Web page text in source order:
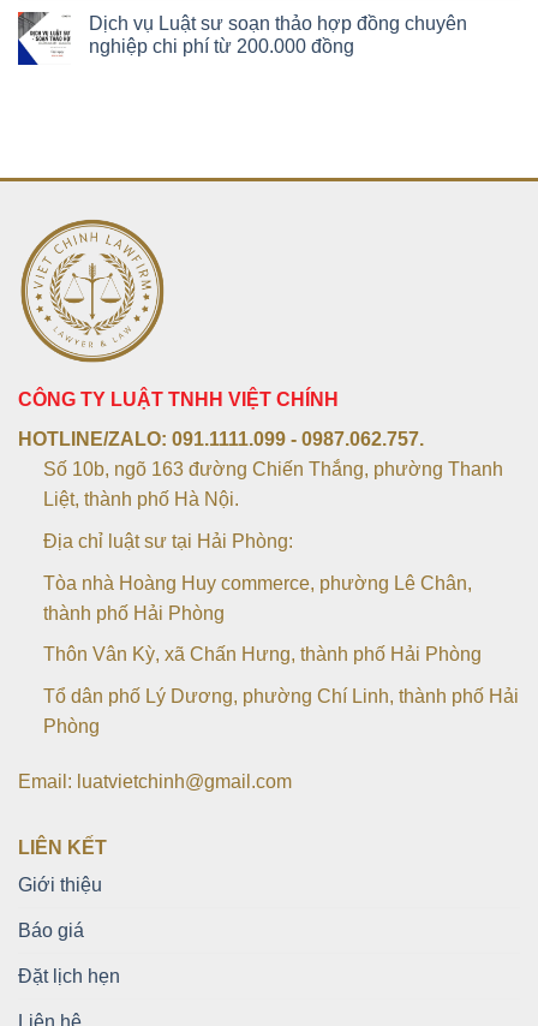
Dịch vụ Luật sư soạn thảo hợp đồng chuyên
nghiệp chi phí từ 200.000 đồng
CÔNG TY LUẬT TNHH VIỆT CHÍNH
HOTLINE/ZALO: 091.1111.099 - 0987.062.757.
Số 10b, ngõ 163 đường Chiến Thắng, phường Thanh
Liệt, thành phố Hà Nội.
Địa chỉ luật sư tại Hải Phòng:
Tòa nhà Hoàng Huy commerce, phường Lê Chân,
thành phố Hải Phòng
Thôn Vân Kỳ, xã Chấn Hưng, thành phố Hải Phòng
Tổ dân phố Lý Dương, phường Chí Linh, thành phố Hải
Phòng
Email: luatvietchinh@gmail.com
LIÊN KẾT
Giới thiệu
Báo giá
Đặt lịch hẹn
Liên hệ